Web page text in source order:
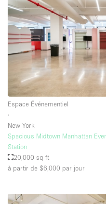
Équipement sonore et
Étage/accès
Sous-sol
Rez-de-chaussée sur cour
Rez-de-chaussée sur rue
Rooftop
À l'étage
Autre
Espace Événementiel
∙
New York
Spacious Midtown Manhattan
Station
20,000 sq ft
à partir de $6,000 par jour